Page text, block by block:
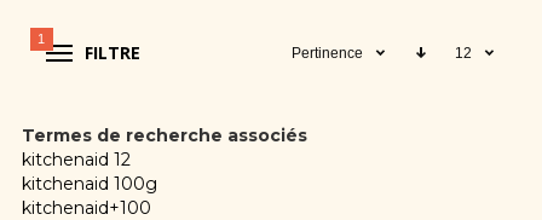
FILTRE
1
Pertinence 12
Termes de recherche associés
kitchenaid 12
kitchenaid 100g
kitchenaid+100